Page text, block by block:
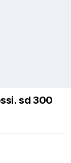
sd 300